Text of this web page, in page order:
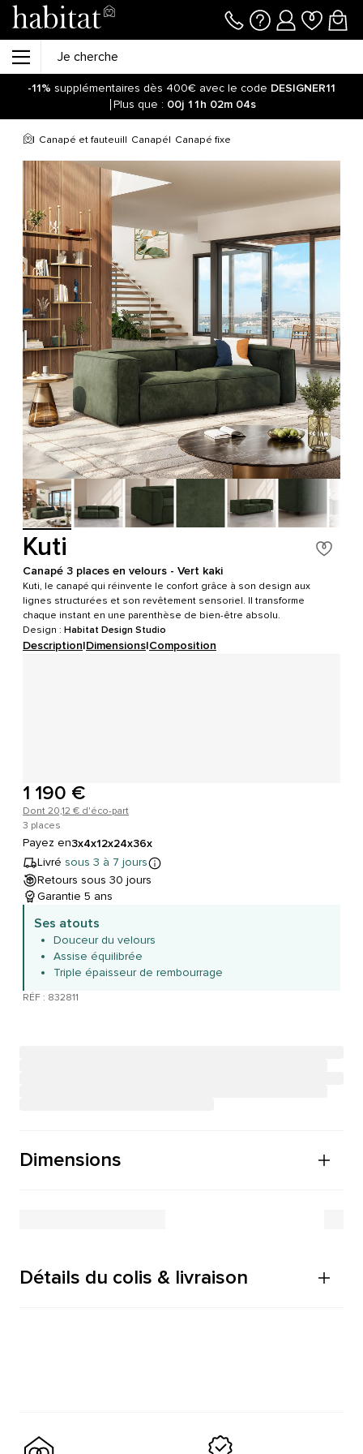
-11% supplémentaires dès 400€ avec le code DESIGNER11
Plus que : 00j 11h 02m 04s
Canapé et fauteuil Canapé Canapé fixe
Kuti
Canapé 3 places en velours - Vert kaki
Kuti, le canapé qui réinvente le confort grâce à son design aux
lignes structurées et son revêtement sensoriel. Il transforme
chaque instant en une parenthèse de bien-être absolu.
Design : Habitat Design Studio
Description|Dimensions|Composition
1 190 €
Dont 20,12 € d'éco-part
3 places
Payez en3x4x12x24x36x
Livré sous 3 à 7 jours
Retours sous 30 jours
Garantie 5 ans
Ses atouts
Douceur du velours
Assise équilibrée
Triple épaisseur de rembourrage
RÉF : 832811
Dimensions
Détails du colis & livraison